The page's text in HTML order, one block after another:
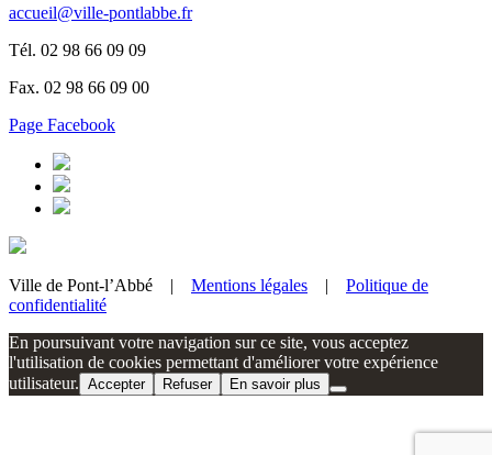
accueil@ville-pontlabbe.fr
Tél. 02 98 66 09 09
Fax. 02 98 66 09 00
Page Facebook
Ville de Pont-l’Abbé | Mentions légales | Politique de
confidentialité
En poursuivant votre navigation sur ce site, vous acceptez
l'utilisation de cookies permettant d'améliorer votre expérience
utilisateur. Accepter Refuser En savoir plus